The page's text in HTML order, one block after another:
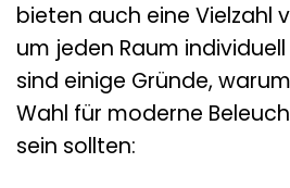
bieten auch eine Vielzahl
um jeden Raum
sind einige Gründe,
Wahl für moderne
sein sollten: